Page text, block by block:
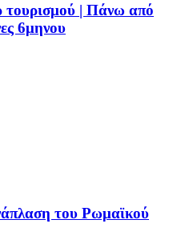
τουρισμού | Πάνω από
6μηνου
του Ρωμαϊκού